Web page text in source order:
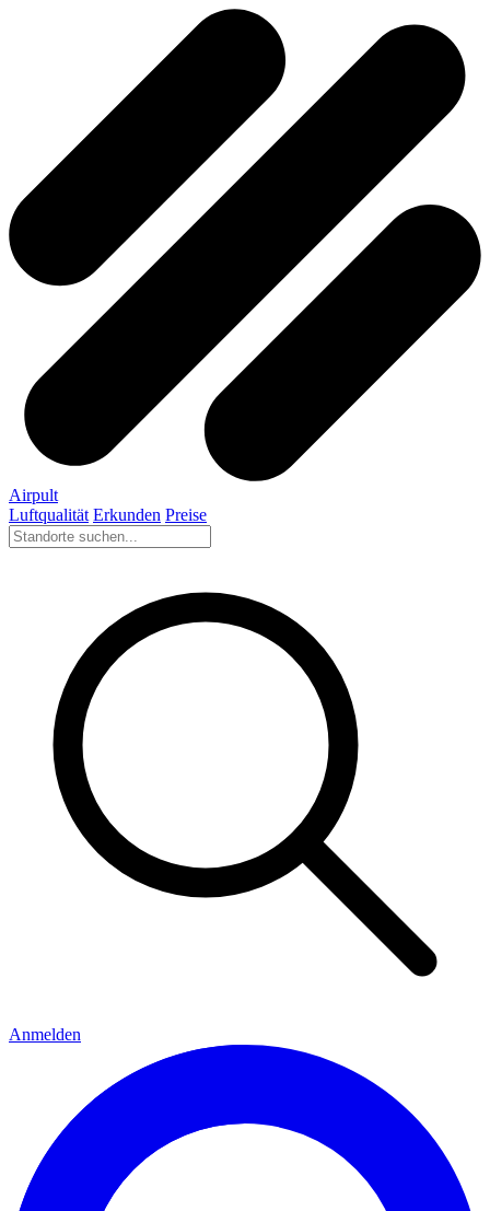
Airpult
Luftqualität Erkunden Preise
Anmelden